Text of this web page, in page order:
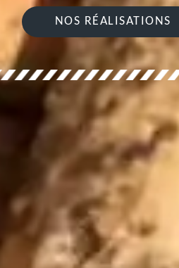
NOS RÉALISATIONS